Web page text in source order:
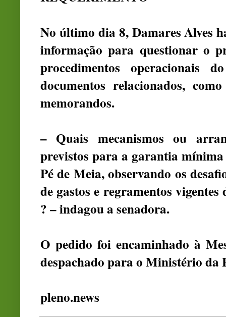
No último dia 8, Damares Alves
informação para questionar o
procedimentos operacionais
documentos relacionados,
memorandos.
– Quais mecanismos ou
previstos para a garantia
Pé de Meia, observando os
de gastos e regramentos
? – indagou a senadora.
O pedido foi encaminhado à
despachado para o Ministério da
pleno.news